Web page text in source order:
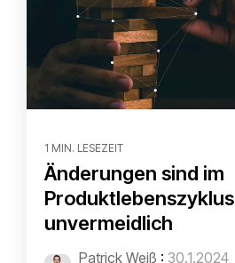
1 MIN. LESEZEIT
Änderungen sind im
Produktlebenszyklus
unvermeidlich
Patrick Weiß : 30.1.2024